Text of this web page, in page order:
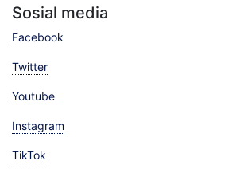
Sosial media
Facebook
Twitter
Youtube
Instagram
TikTok